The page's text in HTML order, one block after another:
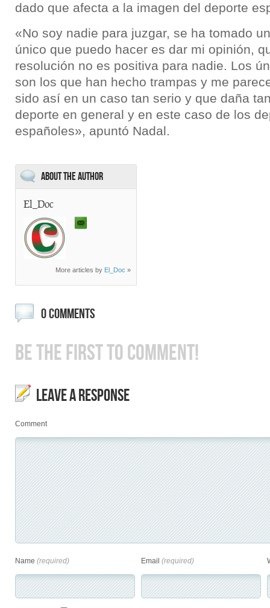
dado que afecta a la imagen del deporte
«No soy nadie para juzgar, se ha tomado
único que puedo hacer es dar mi opinión,
resolución no es positiva para nadie. Los
son los que han hecho trampas y me
sido así en un caso tan serio y que daña
deporte en general y en este caso de los
españoles», apuntó Nadal.
About the Author
El_Doc
More articles by El_Doc »
0 COMMENTS
BE THE FIRST TO COMMENT!
LEAVE A RESPONSE
Comment
Name (required) Email (required)